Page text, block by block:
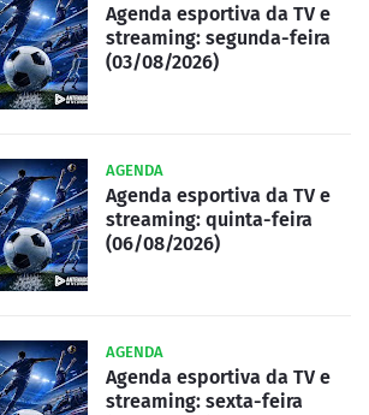
Agenda esportiva da TV e
streaming: segunda-feira
(03/08/2026)
AGENDA
Agenda esportiva da TV e
streaming: quinta-feira
(06/08/2026)
AGENDA
Agenda esportiva da TV e
streaming: sexta-feira